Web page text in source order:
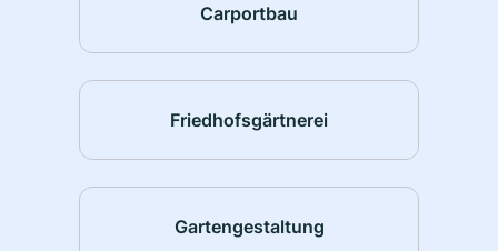
Carportbau
Friedhofsgärtnerei
Gartengestaltung